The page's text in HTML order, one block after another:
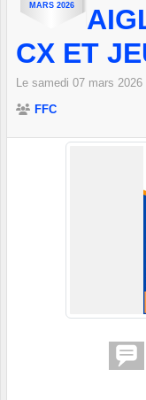
MARS 2026
CX ET
Le samedi 07 mars 2026
FFC